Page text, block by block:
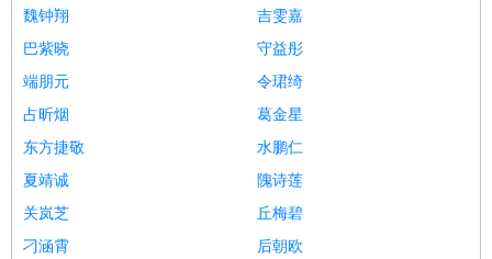
魏钟翔
吉雯嘉
巴紫晓
守益彤
端朋元
令珺绮
占昕烟
葛金星
东方捷敬
水鹏仁
夏靖诚
隗诗莲
关岚芝
丘梅碧
刁涵霄
后朝欧